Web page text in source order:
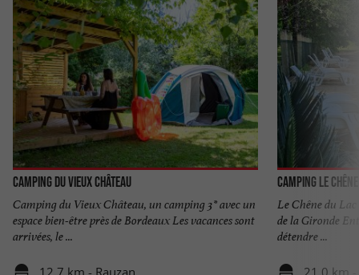
Camping du Vieux Château
Camping du Vieux Château, un camping 3* avec un
espace bien-être près de Bordeaux Les vacances sont
arrivées, le ...
Camping Le
Le Chêne du
de la Gironde
détendre ...